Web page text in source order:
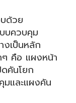
ด้วย
บควบคุม
งเป็นหลัก
คือ แผงหน้า
คันโยก
และแผงคัน